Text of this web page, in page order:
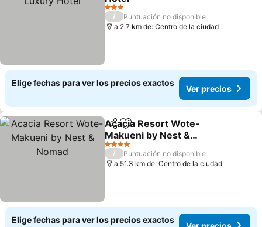
3 Estrellas
/
Puntuación no disponible
a 2.7 km de: Centro de la ciudad
Elige fechas para ver los precios exactos
Ver precios
CompartirAgregar a favoritos
Acacia Resort Wote-
Makueni by Nest &
Nomad
4 Estrellas
/
Puntuación no disponible
a 51.3 km de: Centro de la ciudad
Elige fechas para ver los precios exactos